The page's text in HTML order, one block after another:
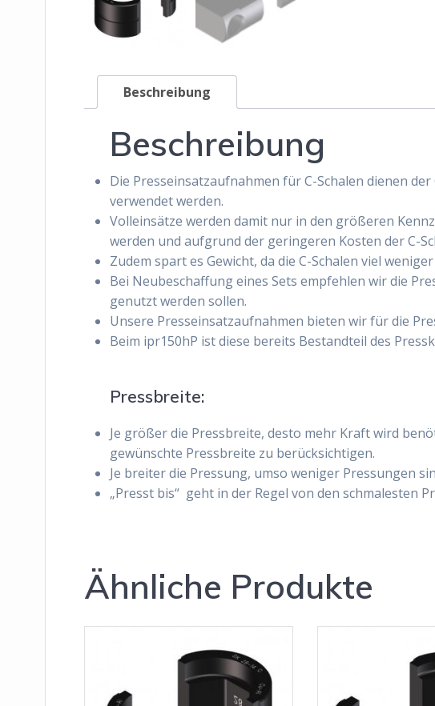
Beschreibung
Beschreibung
Die Presseinsatzaufnahmen für C-Schalen dienen
verwendet werden.
Volleinsätze werden damit nur in den größeren
werden und aufgrund der geringeren Kosten der C-
Zudem spart es Gewicht, da die C-Schalen viel
Bei Neubeschaffung eines Sets empfehlen wir die
genutzt werden sollen.
Unsere Presseinsatzaufnahmen bieten wir für die
Beim ipr150hP ist diese bereits Bestandteil des
Pressbreite:
Je größer die Pressbreite, desto mehr Kraft wird
gewünschte Pressbreite zu berücksichtigen.
Je breiter die Pressung, umso weniger Pressungen
„Presst bis“ geht in der Regel von den schmalesten
Ähnliche Produkte